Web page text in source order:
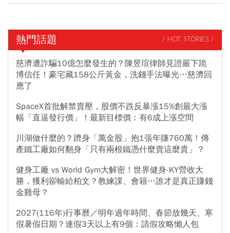
熱門話題 / HOT STORIES /
慈濟遭詐騙10億怎麼發生的？陳昱瑄律師見證嚴下跪
博信任！豪宅藏158公斤黃金，洗錢手法曝光…慈濟回
應了
SpaceX首批解禁賣壓，股價不跌反暴漲15%創最大漲
幅「直逼發行價」！最新目標價：有6成上漲空間
川湖做什麼的？躋身「萬金股」抱1張年賺760萬！傳
產鐵工廠如何翻身「只有兩根鐵憑什麼賣這麼貴」？
健身工廠 vs World Gym大解密！世界健身-KY營收大
勝，獲利卻輸給柏文？教練課、會籍…誰才是真正賺錢
金雞母？
2027(116年)行事曆／明年過年時間、春節放幾天、寒
假暑假日期？連假3天以上有9個：請假攻略懶人包